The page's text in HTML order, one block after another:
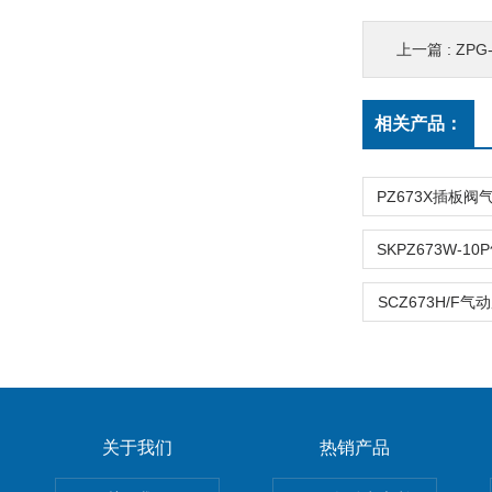
上一篇 :
相关产品：
SCZ673H/F气
关于我们 热销产品